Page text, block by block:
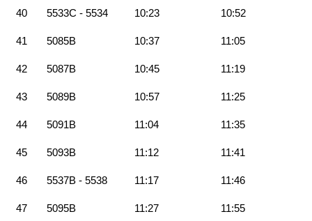
40 5533C - 5534 10:23 10:52
41 5085B 10:37 11:05
42 5087B 10:45 11:19
43 5089B 10:57 11:25
44 5091B 11:04 11:35
45 5093B 11:12 11:41
46 5537B - 5538 11:17 11:46
47 5095B 11:27 11:55